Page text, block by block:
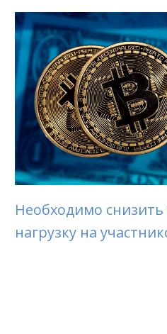
Необходимо
нагрузку на